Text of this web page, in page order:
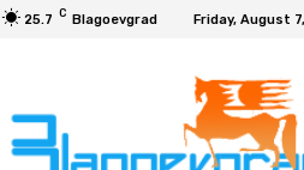
25.7 C Blagoevgrad Friday, August